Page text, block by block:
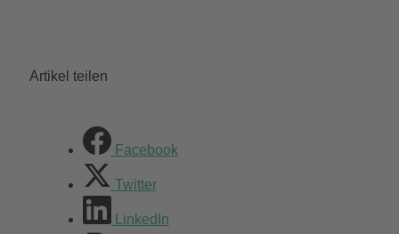
Artikel teilen
Facebook
Twitter
LinkedIn